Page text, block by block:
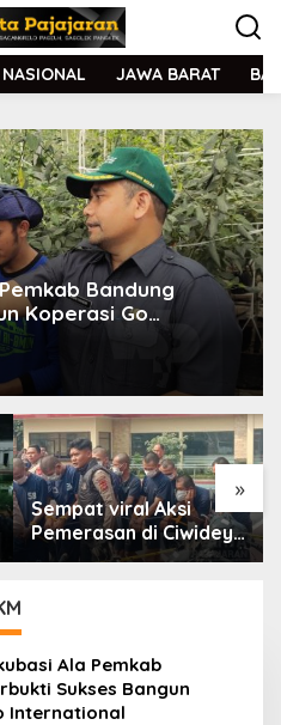
NASIONAL JAWA BARAT
Bandung
Koperasi Go
»
Sempat viral Aksi
Pemerasan di Ciwidey,
Polisi Tangkap Dua
Ala Pemkab
Sukses Bangun
International